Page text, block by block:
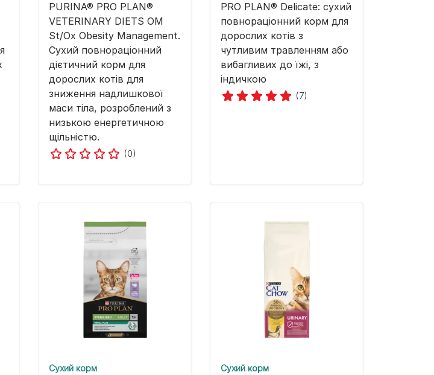
PURINA® PRO PLAN®
VETERINARY DIETS OM
St/Ox Obesity Management.
Сухий повнораціонний
дієтичний корм для
дорослих котів для
зниження надлишкової
маси тіла, розроблений з
низькою енергетичною
щільністю.
(0)
PRO PLAN® Delicate: сухий
повнораціонний корм для
дорослих котів з
чутливим травленням або
вибагливих до їжі, з
індичкою
(7)
Cухий корм Cухий корм